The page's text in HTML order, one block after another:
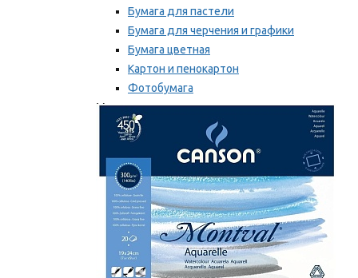
Бумага для пастели
Бумага для черчения и графики
Бумага цветная
Картон и пенокартон
Фотобумага
Мы рекомендуем